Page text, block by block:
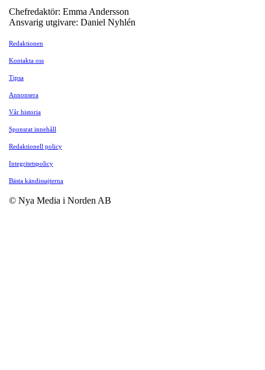
Chefredaktör: Emma Andersson
Ansvarig utgivare: Daniel Nyhlén
Redaktionen
Kontakta oss
Tipsa
Annonsera
Vår historia
Sponsrat innehåll
Redaktionell policy
Integritetspolicy
Bästa kändissajterna
© Nya Media i Norden AB